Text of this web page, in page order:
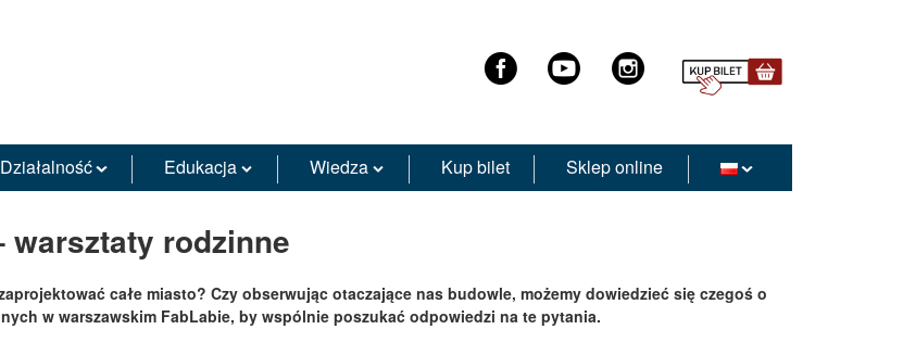
Działalność Edukacja Wiedza Kup bilet Sklep online
warsztaty rodzinne
całe miasto? Czy obserwując otaczające nas budowle, możemy dowiedzieć się czegoś o
w warszawskim FabLabie, by wspólnie poszukać odpowiedzi na te pytania.